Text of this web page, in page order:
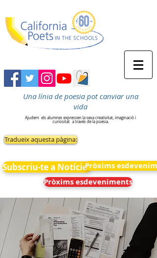
Una línia de poesia pot canviar una
vida
Ajudem els alumnes expressen la seva creativitat, imaginació i
curiositat a través de la poesia.
Tradueix aquesta pàgina:
Subscriu-te a NotíciesPròxims
Pròxims esdeveniments